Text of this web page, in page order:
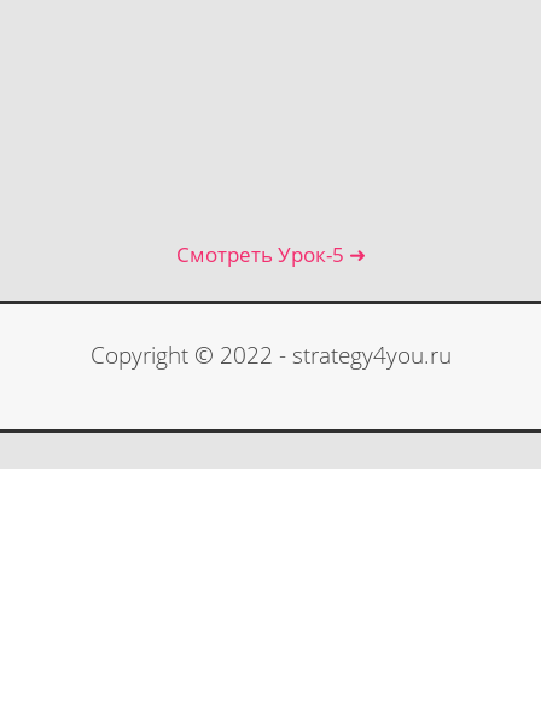
Смотреть Урок-5 ➜
Copyright © 2022 - strategy4you.ru